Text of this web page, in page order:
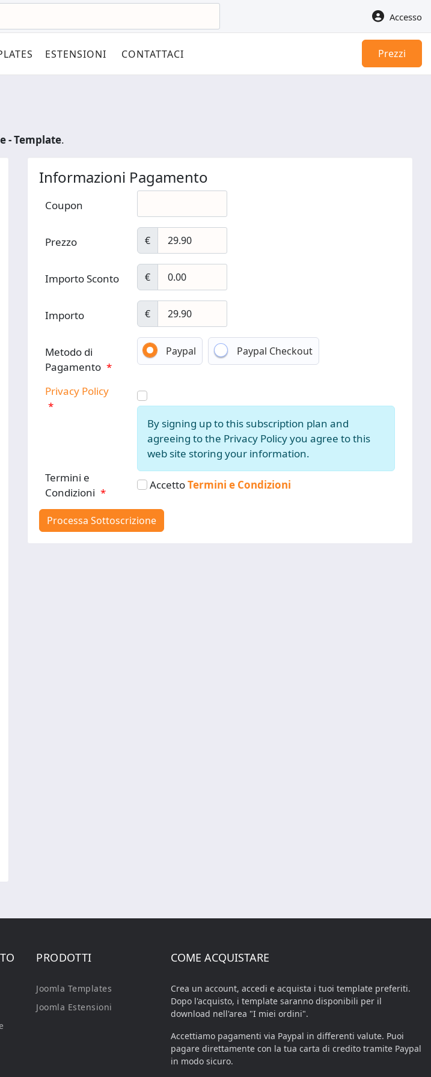
Accesso
ESTENSIONI CONTATTACI Prezzi
- Template.
password
password
password
Informazioni Pagamento
Coupon
Prezzo €
Importo Sconto €
Importo €
Metodo di
Pagamento *
Paypal Paypal Checkout
Privacy Policy
*
By signing up to this subscription plan and
agreeing to the Privacy Policy you agree to this
web site storing your information.
Termini e
Condizioni *
AccettoTermini e Condizioni
PRODOTTI
Joomla Templates
Joomla Estensioni
COME ACQUISTARE
Crea un account, accedi e acquista i tuoi template preferiti.
Dopo l'acquisto, i template saranno disponibili per il
download nell'area "I miei ordini".
Accettiamo pagamenti via Paypal in differenti valute. Puoi
pagare direttamente con la tua carta di credito tramite Paypal
in modo sicuro.